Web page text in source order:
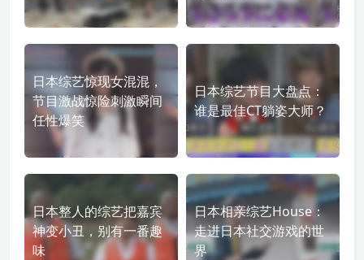
日本综艺惊现女混混，
节目激战惊险刺激瞬间
任性爆笑
日本综艺节目大盘点：
谁是最佳CT躺姿大师？
日本整人的综艺把嘉宾
神变小丑，别有一番趣
味
日本相亲综艺House：
走进日本社交游戏的世
界